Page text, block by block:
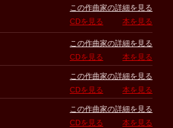
この作曲家の詳細を見る
CDを見る
本を見る
この作曲家の詳細を見る
CDを見る
本を見る
この作曲家の詳細を見る
CDを見る
本を見る
この作曲家の詳細を見る
CDを見る
本を見る